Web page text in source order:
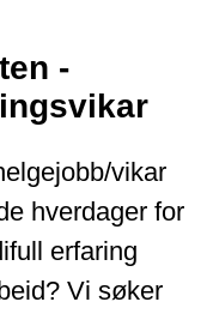
-
vikar
hverdager for
erfaring
Vi søker